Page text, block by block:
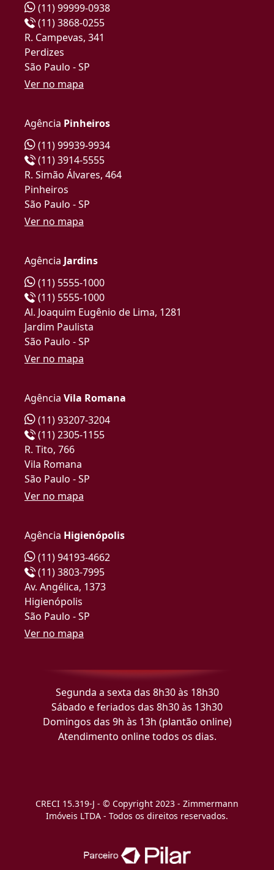
(11) 99999-0938
(11) 3868-0255
R. Campevas, 341
Perdizes
São Paulo - SP
Ver no mapa
Agência Pinheiros
(11) 99939-9934
(11) 3914-5555
R. Simão Álvares, 464
Pinheiros
São Paulo - SP
Ver no mapa
Agência Jardins
(11) 5555-1000
(11) 5555-1000
Al. Joaquim Eugênio de Lima, 1281
Jardim Paulista
São Paulo - SP
Ver no mapa
Agência Vila Romana
(11) 93207-3204
(11) 2305-1155
R. Tito, 766
Vila Romana
São Paulo - SP
Ver no mapa
Agência Higienópolis
(11) 94193-4662
(11) 3803-7995
Av. Angélica, 1373
Higienópolis
São Paulo - SP
Ver no mapa
Segunda a sexta das 8h30 às 18h30
Sábado e feriados das 8h30 às 13h30
Domingos das 9h às 13h (plantão online)
Atendimento online todos os dias.
CRECI 15.319-J - © Copyright 2023 - Zimmermann
Imóveis LTDA - Todos os direitos reservados.